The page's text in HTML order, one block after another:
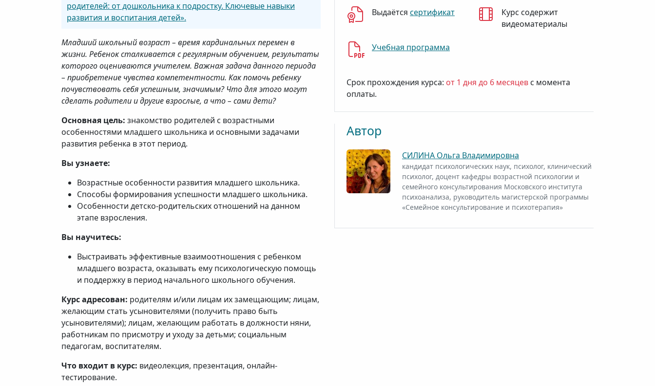
Выдаётся сертификат
Курс содержит
видеоматериалы
Учебная программа
Срок прохождения курса: от 1 дня до 6 месяцев с момента
оплаты.
Автор
СИЛИНА Ольга Владимировна
кандидат психологических наук, психолог, клинический
психолог, доцент кафедры возрастной психологии и
семейного консультирования Московского института
психоанализа, руководитель магистерской программы
«Семейное консультирование и психотерапия»
родителей: от дошкольника к подростку. Ключевые навыки
развития и воспитания детей».
Младший школьный возраст – время кардинальных перемен в
жизни. Ребенок сталкивается с регулярным обучением, результаты
которого оцениваются учителем. Важная задача данного периода
– приобретение чувства компетентности. Как помочь ребенку
почувствовать себя успешным, значимым? Что для этого могут
сделать родители и другие взрослые, а что – сами дети?
Основная цель: знакомство родителей с возрастными
особенностями младшего школьника и основными задачами
развития ребенка в этот период.
Вы узнаете:
Возрастные особенности развития младшего школьника.
Способы формирования успешности младшего школьника.
Особенности детско-родительских отношений на данном
этапе взросления.
Вы научитесь:
Выстраивать эффективные взаимоотношения с ребенком
младшего возраста, оказывать ему психологическую помощь
и поддержку в период начального школьного обучения.
Курс адресован: родителям и/или лицам их замещающим; лицам,
желающим стать усыновителями (получить право быть
усыновителями); лицам, желающим работать в должности няни,
работникам по присмотру и уходу за детьми; социальным
педагогам, воспитателям.
Что входит в курс: видеолекция, презентация, онлайн-
тестирование.